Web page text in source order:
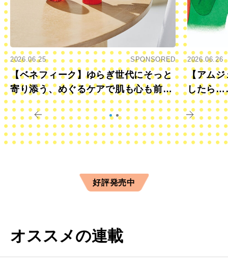
2026.06.25 SPONSORED
【ベネフィーク】ゆらぎ世代にそっと
寄り添う、めぐるケアで肌も心も前向
きに
2026.06.26
【アムジ
したら
すか？
好評発売中
オススメの連載